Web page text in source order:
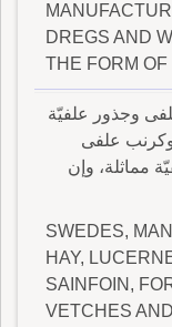
DREGS AND
THE FORM
وجذور علفيّة
علفى
مماثلة، وإن
SWEDES,
HAY,
SAINFOIN,
VETCHES